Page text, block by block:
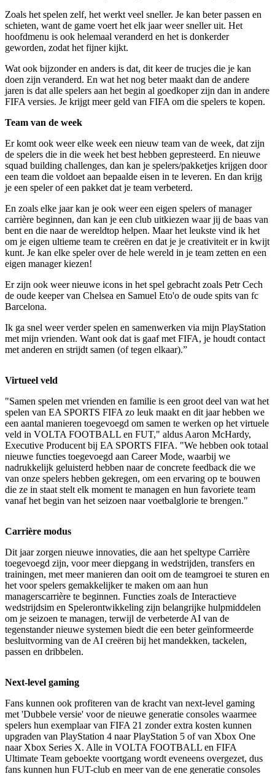
Zoals het spelen zelf, het werkt veel sneller. Je kan beter passen en
schieten, want de game voert het elk jaar weer sneller uit. Het
hoofdmenu is ook helemaal veranderd en het is donkerder
geworden, zodat het fijner kijkt.
Wat ook bijzonder en anders is dat, dit keer de trucjes die je kan
doen zijn veranderd. En wat het nog beter maakt dan de andere
jaren is dat alle spelers aan het begin al goedkoper zijn dan in andere
FIFA versies. Je krijgt meer geld van FIFA om die spelers te kopen.
Team van de week
Er komt ook weer elke week een nieuw team van de week, dat zijn
de spelers die in die week het best hebben gepresteerd. En nieuwe
squad building challenges, dan kan je spelers/pakketjes krijgen door
een team die voldoet aan bepaalde eisen in te leveren. En dan krijg
je een speler of een pakket dat je team verbeterd.
En zoals elke jaar kan je ook weer een eigen spelers of manager
carrière beginnen, dan kan je een club uitkiezen waar jij de baas van
bent en die naar de wereldtop helpen. Maar het leukste vind ik het
om je eigen ultieme team te creëren en dat je je creativiteit er in kwijt
kunt. Je kan elke speler over de hele wereld in je team zetten en een
eigen manager kiezen!
Er zijn ook weer nieuwe icons in het spel gebracht zoals Petr Cech
de oude keeper van Chelsea en Samuel Eto'o de oude spits van fc
Barcelona.
Ik ga snel weer verder spelen en samenwerken via mijn PlayStation
met mijn vrienden. Want ook dat is gaaf met FIFA, je houdt contact
met anderen en strijdt samen (of tegen elkaar).”
Virtueel veld
"Samen spelen met vrienden en familie is een groot deel van wat het
spelen van EA SPORTS FIFA zo leuk maakt en dit jaar hebben we
een aantal manieren toegevoegd om samen te werken op het virtuele
veld in VOLTA FOOTBALL en FUT," aldus Aaron McHardy,
Executive Producent bij EA SPORTS FIFA. "We hebben ook totaal
nieuwe functies toegevoegd aan Career Mode, waarbij we
nadrukkelijk geluisterd hebben naar de concrete feedback die we
van onze spelers hebben gekregen, om een ervaring op te bouwen
die ze in staat stelt elk moment te managen en hun favoriete team
vanaf het begin van het seizoen naar voetbalglorie te brengen."
Carrière modus
Dit jaar zorgen nieuwe innovaties, die aan het speltype Carrière
toegevoegd zijn, voor meer diepgang in wedstrijden, transfers en
trainingen, met meer manieren dan ooit om de teamgroei te sturen en
het voor spelers gemakkelijker te maken om aan hun
managerscarrière te beginnen. Functies zoals de Interactieve
wedstrijdsim en Spelerontwikkeling zijn belangrijke hulpmiddelen
om je seizoen te managen, terwijl de verbeterde AI van de
tegenstander nieuwe systemen biedt die een beter geïnformeerde
besluitvorming van de AI creëren bij het mandekken, tackelen,
passen en dribbelen.
Next-level gaming
Fans kunnen ook profiteren van de kracht van next-level gaming
met 'Dubbele versie' voor de nieuwe generatie consoles waarmee
spelers hun exemplaar van FIFA 21 zonder extra kosten kunnen
upgraden van PlayStation 4 naar PlayStation 5 of van Xbox One
naar Xbox Series X. Alle in VOLTA FOOTBALL en FIFA
Ultimate Team geboekte voortgang wordt eveneens overgezet, dus
fans kunnen hun FUT-club en meer van de ene generatie consoles